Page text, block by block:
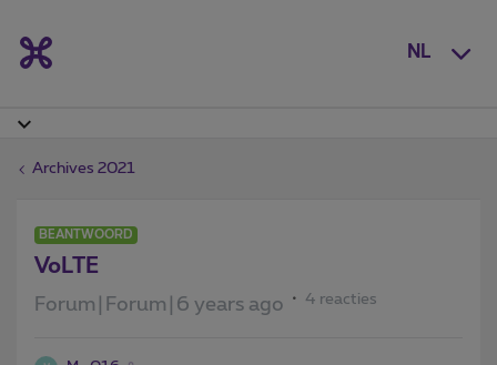
NL
Archives 2021
BEANTWOORD
VoLTE
Forum|Forum|6 years ago 4 reacties